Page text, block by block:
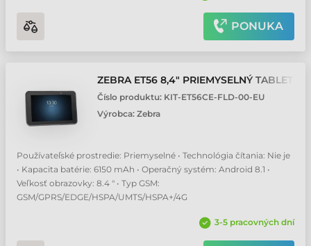
PONUKA
ZEBRA ET56 8,4" PRIEMYSELNÝ TABLET
Číslo produktu: KIT-ET56CE-FLD-00-EU
Výrobca: Zebra
Používateľské prostredie: Priemyselné • Technológia čítania: Nie je
• Kapacita batérie: 6150 mAh • Operačný systém: Android 8.1 •
Veľkosť obrazovky: 8.4 " • Typ GSM:
GSM/GPRS/EDGE/HSPA/UMTS/HSPA+/4G
3-5 pracovných dní